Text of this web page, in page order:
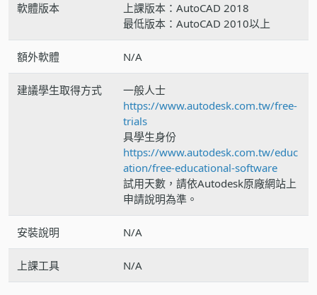
軟體版本
上課版本：AutoCAD 2018
最低版本：AutoCAD 2010以上
額外軟體 N/A
建議學生取得方式
一般人士
https://www.autodesk.com.tw/free-
trials
具學生身份
https://www.autodesk.com.tw/educ
ation/free-educational-software
試用天數，請依Autodesk原廠網站上
申請說明為準。
安裝說明 N/A
上課工具 N/A